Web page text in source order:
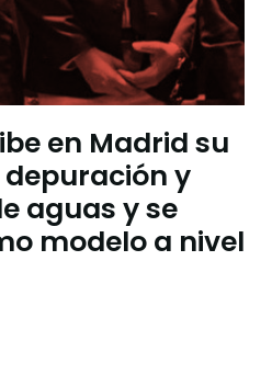
en Madrid su
y
aguas y se
modelo a nivel